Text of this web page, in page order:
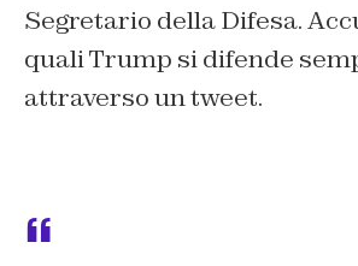
Segretario della Difesa.
quali Trump si difende
attraverso un tweet.